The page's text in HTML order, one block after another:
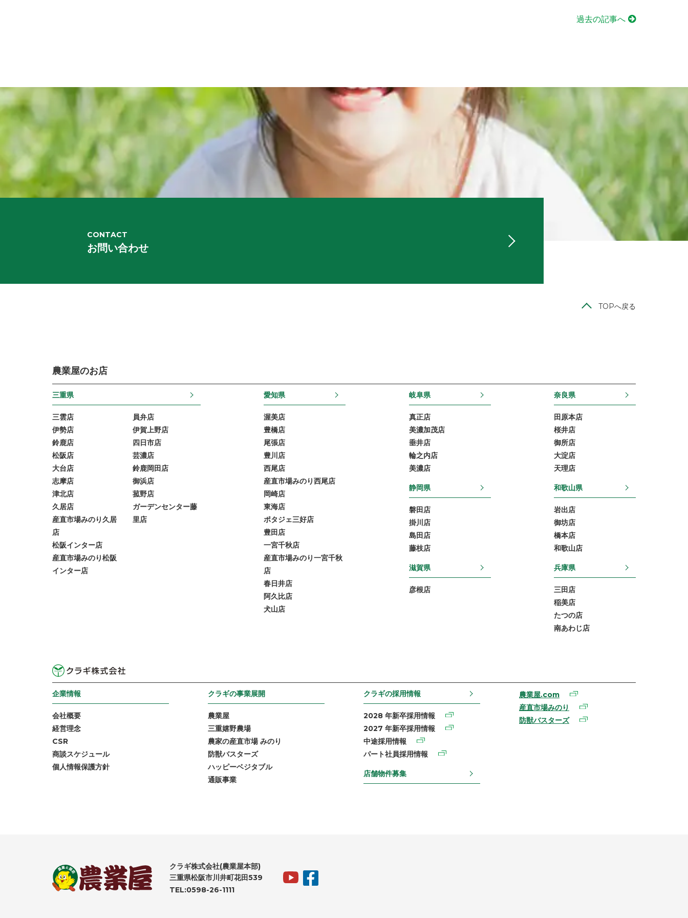
過去の記事へ
CONTACT
お問い合わせ
TOPへ戻る
農業屋のお店
三重県
三雲店
伊勢店
鈴鹿店
松阪店
大台店
志摩店
津北店
久居店
産直市場みのり久居
店
松阪インター店
産直市場みのり松阪
インター店
員弁店
伊賀上野店
四日市店
芸濃店
鈴鹿岡田店
御浜店
菰野店
ガーデンセンター藤
里店
愛知県
渥美店
豊橋店
尾張店
豊川店
西尾店
産直市場みのり西尾店
岡崎店
東海店
ポタジェ三好店
豊田店
一宮千秋店
産直市場みのり一宮千秋
店
春日井店
阿久比店
犬山店
岐阜県
真正店
美濃加茂店
垂井店
輪之内店
美濃店
静岡県
磐田店
掛川店
島田店
藤枝店
滋賀県
彦根店
奈良県
田原本店
桜井店
御所店
大淀店
天理店
和歌山県
岩出店
御坊店
橋本店
和歌山店
兵庫県
三田店
稲美店
たつの店
南あわじ店
企業情報
会社概要
経営理念
CSR
商談スケジュール
個人情報保護方針
クラギの事業展開
農業屋
三重嬉野農場
農家の産直市場 みのり
防獣バスターズ
ハッピーベジタブル
通販事業
クラギの採用情報
2028 年新卒採用情報
2027 年新卒採用情報
中途採用情報
パート社員採用情報
店舗物件募集
農業屋.com
産直市場みのり
防獣バスターズ
クラギ株式会社(農業屋本部)
三重県松阪市川井町花田539
TEL:0598-26-1111